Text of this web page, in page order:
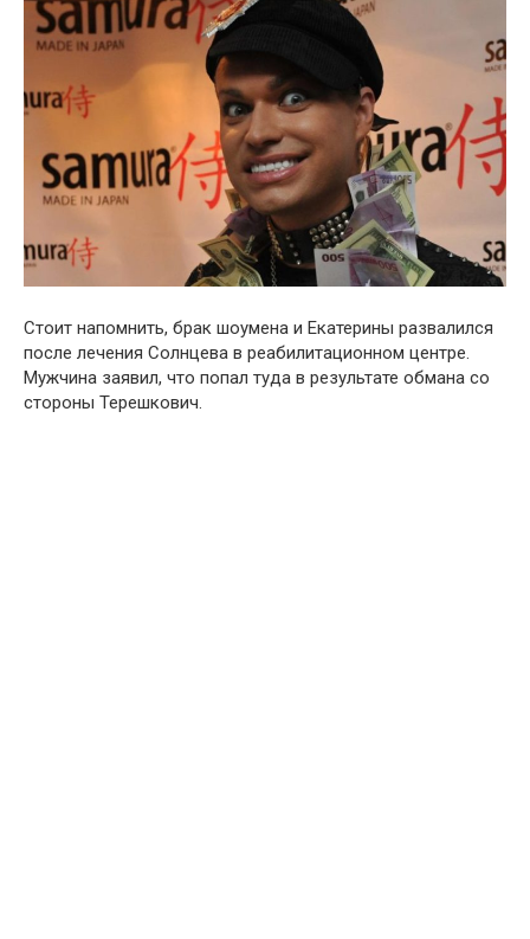
Стоит напомнить, брак шоумена и Екатерины развалился
после лечения Солнцева в реабилитационном центре.
Мужчина заявил, что попал туда в результате обмана со
стороны Терешкович.